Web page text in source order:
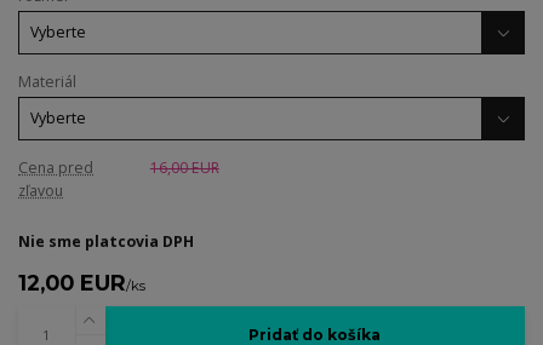
Materiál
Cena pred
zľavou
16,00 EUR
Nie sme platcovia DPH
12,00 EUR/ks
Pridať do košíka